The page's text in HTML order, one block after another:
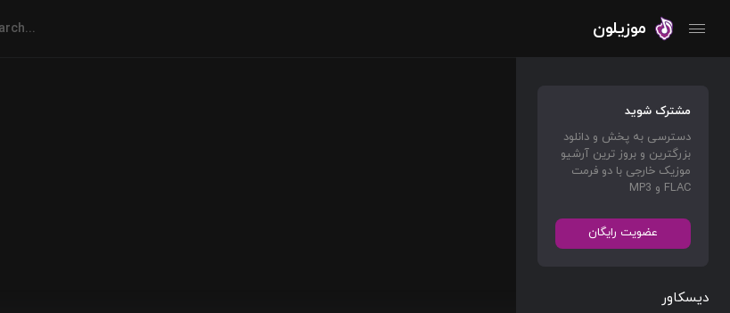
موزیلون
مشترک شوید
دسترسی به پخش و دانلود
بزرگترین و بروز ترین آرشیو
موزیک خارجی با دو فرمت
FLAC و MP3
عضویت رایگان
دیسکاور